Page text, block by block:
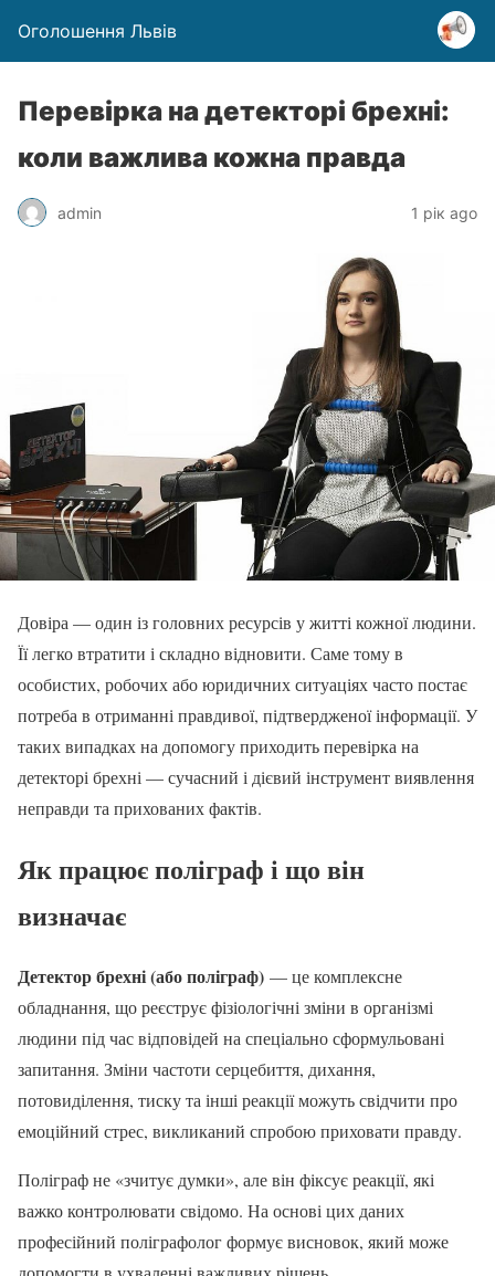
Оголошення Львів
Перевірка на детекторі брехні:
коли важлива кожна правда
admin 1 рік ago
Довіра — один із головних ресурсів у житті кожної людини.
Її легко втратити і складно відновити. Саме тому в
особистих, робочих або юридичних ситуаціях часто постає
потреба в отриманні правдивої, підтвердженої інформації. У
таких випадках на допомогу приходить перевірка на
детекторі брехні — сучасний і дієвий інструмент виявлення
неправди та прихованих фактів.
Як працює поліграф і що він
визначає
Детектор брехні (або поліграф) — це комплексне
обладнання, що реєструє фізіологічні зміни в організмі
людини під час відповідей на спеціально сформульовані
запитання. Зміни частоти серцебиття, дихання,
потовиділення, тиску та інші реакції можуть свідчити про
емоційний стрес, викликаний спробою приховати правду.
Поліграф не «зчитує думки», але він фіксує реакції, які
важко контролювати свідомо. На основі цих даних
професійний поліграфолог формує висновок, який може